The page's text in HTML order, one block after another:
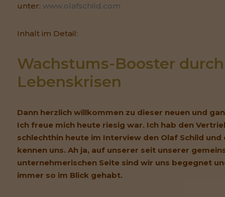
unter: www.olafschild.com
Inhalt im Detail:
Wachstums-Booster
Lebenskrisen
Dann herzlich willkommen zu dieser neuen und
Ich freue mich heute riesig war. Ich hab den
schlechthin heute im Interview den Olaf Schild und
kennen uns. Ah ja, auf unserer seit unserer
unternehmerischen Seite sind wir uns begegnet
immer so im Blick gehabt.